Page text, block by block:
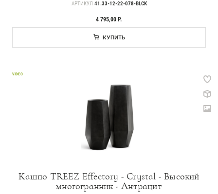
АРТИКУЛ 41.33-12-22-078-BLCK
4 795,00 Р.
КУПИТЬ
VIDEO
Кашпо TREEZ Effectory - Crystal - Высокий
многогранник - Антрацит